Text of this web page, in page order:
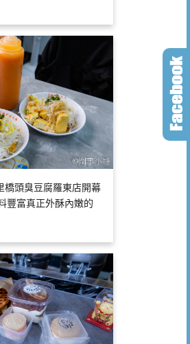
橋頭臭豆腐羅東店開幕
豐富真正外酥內嫩的